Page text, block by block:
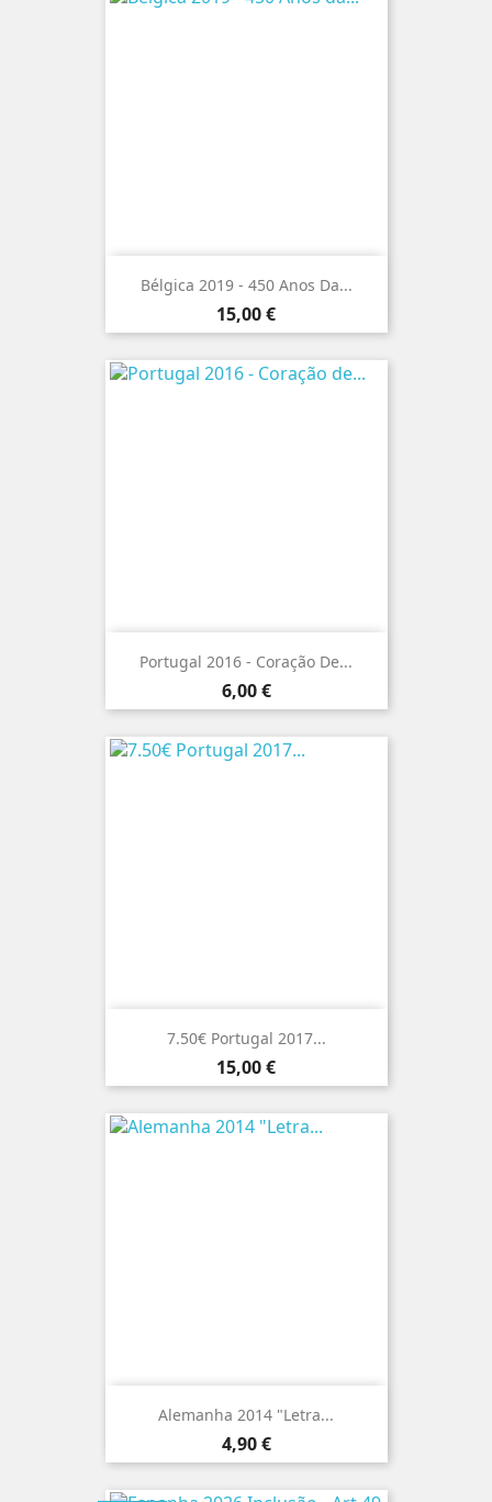
Bélgica 2019 - 450 Anos Da...
Preço
15,00 €
Portugal 2016 - Coração De...
Preço
6,00 €
7.50€ Portugal 2017...
Preço
15,00 €
Alemanha 2014 "Letra...
Preço
4,90 €